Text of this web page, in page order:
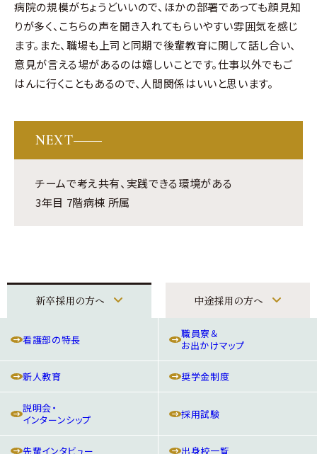
病院の規模がちょうどいいので、ほかの部署であっても顔見知
りが多く、こちらの声を聞き入れてもらいやすい雰囲気を感じ
ます。また、職場も上司と同期で後輩教育に関して話し合い、
意見が言える場があるのは嬉しいことです。仕事以外でもご
はんに行くこともあるので、人間関係はいいと思います。
NEXT
チームで考え共有、実践できる環境がある
3年目 7階病棟 所属
新卒採用の方へ 中途採用の方へ
看護部の特長
職員寮＆
お出かけマップ
新人教育 奨学金制度
説明会・
インターンシップ
採用試験
先輩インタビュー 出身校一覧